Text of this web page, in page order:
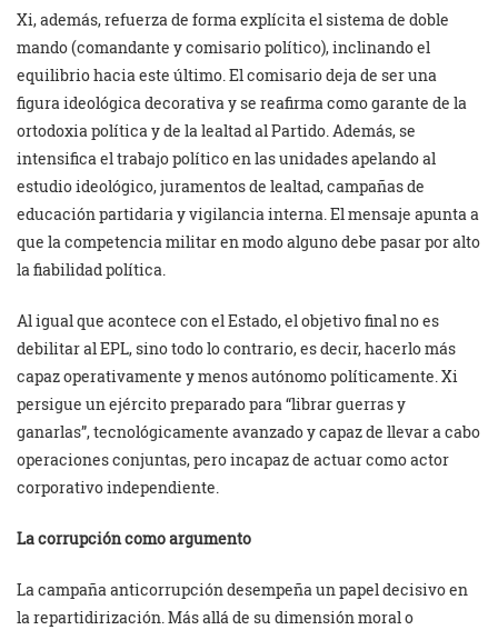
Xi, además, refuerza de forma explícita el sistema de doble
mando (comandante y comisario político), inclinando el
equilibrio hacia este último. El comisario deja de ser una
figura ideológica decorativa y se reafirma como garante de la
ortodoxia política y de la lealtad al Partido. Además, se
intensifica el trabajo político en las unidades apelando al
estudio ideológico, juramentos de lealtad, campañas de
educación partidaria y vigilancia interna. El mensaje apunta a
que la competencia militar en modo alguno debe pasar por alto
la fiabilidad política.
Al igual que acontece con el Estado, el objetivo final no es
debilitar al EPL, sino todo lo contrario, es decir, hacerlo más
capaz operativamente y menos autónomo políticamente. Xi
persigue un ejército preparado para “librar guerras y
ganarlas”, tecnológicamente avanzado y capaz de llevar a cabo
operaciones conjuntas, pero incapaz de actuar como actor
corporativo independiente.
La corrupción como argumento
La campaña anticorrupción desempeña un papel decisivo en
la repartidirización. Más allá de su dimensión moral o